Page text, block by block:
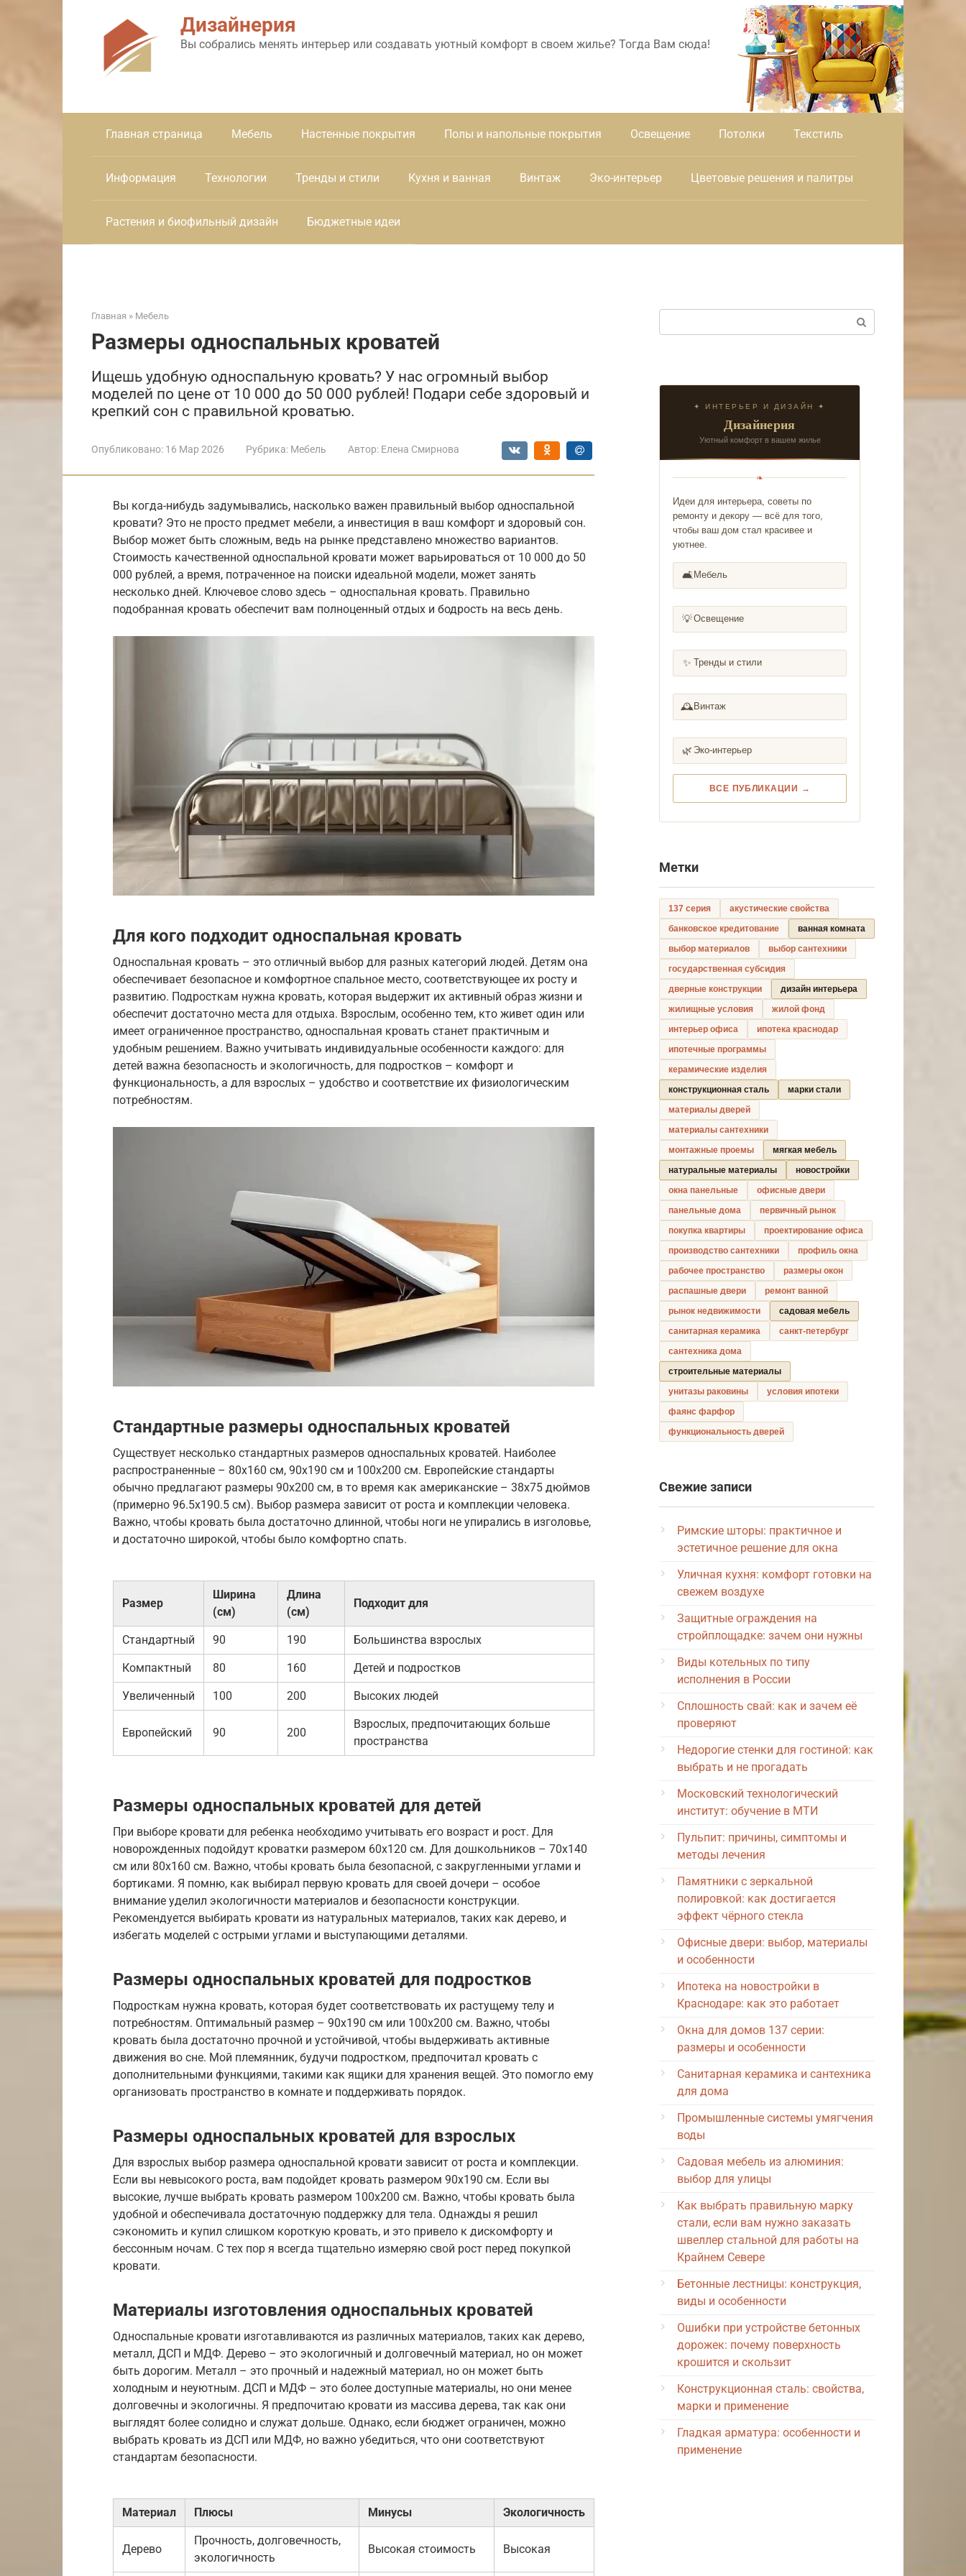
Дизайнерия
Вы собрались менять интерьер или создавать уютный комфорт в своем жилье? Тогда Вам сюда!
Главная страница Мебель Настенные покрытия Полы и напольные покрытия Освещение Потолки Текстиль
Информация Технологии Тренды и стили Кухня и ванная Винтаж Эко-интерьер Цветовые решения и палитры
Растения и биофильный дизайн Бюджетные идеи
Главная » Мебель
Размеры односпальных кроватей
Ищешь удобную односпальную кровать? У нас огромный выбор
моделей по цене от 10 000 до 50 000 рублей! Подари себе здоровый и
крепкий сон с правильной кроватью.
Опубликовано: 16 Мар 2026 Рубрика: Мебель Автор: Елена Смирнова
Вы когда-нибудь задумывались, насколько важен правильный выбор односпальной
кровати? Это не просто предмет мебели, а инвестиция в ваш комфорт и здоровый сон.
Выбор может быть сложным, ведь на рынке представлено множество вариантов.
Стоимость качественной односпальной кровати может варьироваться от 10 000 до 50
000 рублей, а время, потраченное на поиски идеальной модели, может занять
несколько дней. Ключевое слово здесь – односпальная кровать. Правильно
подобранная кровать обеспечит вам полноценный отдых и бодрость на весь день.
Для кого подходит односпальная кровать
Односпальная кровать – это отличный выбор для разных категорий людей. Детям она
обеспечивает безопасное и комфортное спальное место, соответствующее их росту и
развитию. Подросткам нужна кровать, которая выдержит их активный образ жизни и
обеспечит достаточно места для отдыха. Взрослым, особенно тем, кто живет один или
имеет ограниченное пространство, односпальная кровать станет практичным и
удобным решением. Важно учитывать индивидуальные особенности каждого: для
детей важна безопасность и экологичность, для подростков – комфорт и
функциональность, а для взрослых – удобство и соответствие их физиологическим
потребностям.
Стандартные размеры односпальных кроватей
Существует несколько стандартных размеров односпальных кроватей. Наиболее
распространенные – 80х160 см, 90х190 см и 100х200 см. Европейские стандарты
обычно предлагают размеры 90х200 см, в то время как американские – 38х75 дюймов
(примерно 96.5х190.5 см). Выбор размера зависит от роста и комплекции человека.
Важно, чтобы кровать была достаточно длинной, чтобы ноги не упирались в изголовье,
и достаточно широкой, чтобы было комфортно спать.
Размер
Ширина
(см)
Длина
(см)
Подходит для
Стандартный 90 190 Большинства взрослых
Компактный 80 160 Детей и подростков
Увеличенный 100 200 Высоких людей
Европейский 90 200
Взрослых, предпочитающих больше
пространства
Размеры односпальных кроватей для детей
При выборе кровати для ребенка необходимо учитывать его возраст и рост. Для
новорожденных подойдут кроватки размером 60х120 см. Для дошкольников – 70х140
см или 80х160 см. Важно, чтобы кровать была безопасной, с закругленными углами и
бортиками. Я помню, как выбирал первую кровать для своей дочери – особое
внимание уделил экологичности материалов и безопасности конструкции.
Рекомендуется выбирать кровати из натуральных материалов, таких как дерево, и
избегать моделей с острыми углами и выступающими деталями.
Размеры односпальных кроватей для подростков
Подросткам нужна кровать, которая будет соответствовать их растущему телу и
потребностям. Оптимальный размер – 90х190 см или 100х200 см. Важно, чтобы
кровать была достаточно прочной и устойчивой, чтобы выдерживать активные
движения во сне. Мой племянник, будучи подростком, предпочитал кровать с
дополнительными функциями, такими как ящики для хранения вещей. Это помогло ему
организовать пространство в комнате и поддерживать порядок.
Размеры односпальных кроватей для взрослых
Для взрослых выбор размера односпальной кровати зависит от роста и комплекции.
Если вы невысокого роста, вам подойдет кровать размером 90х190 см. Если вы
высокие, лучше выбрать кровать размером 100х200 см. Важно, чтобы кровать была
удобной и обеспечивала достаточную поддержку для тела. Однажды я решил
сэкономить и купил слишком короткую кровать, и это привело к дискомфорту и
бессонным ночам. С тех пор я всегда тщательно измеряю свой рост перед покупкой
кровати.
Материалы изготовления односпальных кроватей
Односпальные кровати изготавливаются из различных материалов, таких как дерево,
металл, ДСП и МДФ. Дерево – это экологичный и долговечный материал, но он может
быть дорогим. Металл – это прочный и надежный материал, но он может быть
холодным и неуютным. ДСП и МДФ – это более доступные материалы, но они менее
долговечны и экологичны. Я предпочитаю кровати из массива дерева, так как они
выглядят более солидно и служат дольше. Однако, если бюджет ограничен, можно
выбрать кровать из ДСП или МДФ, но важно убедиться, что они соответствуют
стандартам безопасности.
Материал Плюсы Минусы Экологичность
Дерево
Прочность, долговечность,
экологичность
Высокая стоимость Высокая
✦ ИНТЕРЬЕР И ДИЗАЙН ✦
Дизайнерия
Уютный комфорт в вашем жилье
❧
Идеи для интерьера, советы по
ремонту и декору — всё для того,
чтобы ваш дом стал красивее и
уютнее.
🛋️ Мебель
💡Освещение
✨ Тренды и стили
🕰️ Винтаж
🌿 Эко-интерьер
ВСЕ ПУБЛИКАЦИИ →
Метки
137 серия
акустические свойства
банковское кредитование
ванная комната
выбор материалов
выбор сантехники
государственная субсидия
дверные конструкции
дизайн интерьера
жилищные условия
жилой фонд
интерьер офиса
ипотека краснодар
ипотечные программы
керамические изделия
конструкционная сталь
марки стали
материалы дверей
материалы сантехники
монтажные проемы
мягкая мебель
натуральные материалы
новостройки
окна панельные
офисные двери
панельные дома
первичный рынок
покупка квартиры
проектирование офиса
производство сантехники
профиль окна
рабочее пространство
размеры окон
распашные двери
ремонт ванной
рынок недвижимости
садовая мебель
санитарная керамика
санкт-петербург
сантехника дома
строительные материалы
унитазы раковины
условия ипотеки
фаянс фарфор
функциональность дверей
Свежие записи
Римские шторы: практичное и
эстетичное решение для окна
Уличная кухня: комфорт готовки на
свежем воздухе
Защитные ограждения на
стройплощадке: зачем они нужны
Виды котельных по типу
исполнения в России
Сплошность свай: как и зачем её
проверяют
Недорогие стенки для гостиной: как
выбрать и не прогадать
Московский технологический
институт: обучение в МТИ
Пульпит: причины, симптомы и
методы лечения
Памятники с зеркальной
полировкой: как достигается
эффект чёрного стекла
Офисные двери: выбор, материалы
и особенности
Ипотека на новостройки в
Краснодаре: как это работает
Окна для домов 137 серии:
размеры и особенности
Санитарная керамика и сантехника
для дома
Промышленные системы умягчения
воды
Садовая мебель из алюминия:
выбор для улицы
Как выбрать правильную марку
стали, если вам нужно заказать
швеллер стальной для работы на
Крайнем Севере
Бетонные лестницы: конструкция,
виды и особенности
Ошибки при устройстве бетонных
дорожек: почему поверхность
крошится и скользит
Конструкционная сталь: свойства,
марки и применение
Гладкая арматура: особенности и
применение